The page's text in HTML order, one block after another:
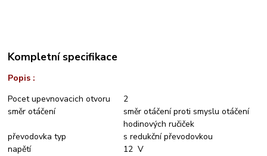
Kompletní specifikace
Popis :
Pocet upevnovacich otvoru
2
směr otáčení
směr otáčení proti smyslu otáčení
hodinových ručiček
převodovka typ
s redukční převodovkou
napětí
12 V